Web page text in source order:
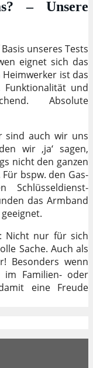
– Unsere
unseres Tests
eignet sich das
ist das
Funktionalität und
Absolute
sind auch wir uns
wir ‚ja‘ sagen,
nicht den ganzen
bspw. den Gas-
Schlüsseldienst-
das Armband
Nicht nur für sich
Sache. Auch als
Besonders wenn
im Familien- oder
eine Freude